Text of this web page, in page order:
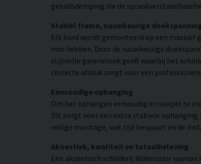
geluidsdemping die de
Stabiel frame, nauwkeurige
Elk bord wordt gemonteerd op een massief
mm hebben. Door de nauwkeurige
stijlvolle galerielook geeft waarbij het
correcte afdruk zorgt voor een
Eenvoudige ophanging
Om het ophangen eenvoudig en soepel te
Dit zorgt voor een extra stabiele ophanging
veilige montage, wat tijd bespaart en de
Akoestiek, kwaliteit en totaalbeleving
Een akoestisch schilderij Watercolor woman